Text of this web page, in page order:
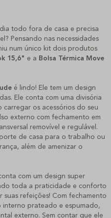
todo fora de casa e precisa
Pensando nas necessidades
num único kit dois produtos
15,6" e a Bolsa Térmica Move
é lindo! Ele tem um design
Ele conta com uma divisória
os acessórios do seu
externo com fechamento em
removível e regulável.
de casa para o trabalho ou
além de amenizar o
com um design super
toda a praticidade e conforto
refeições! Com fechamento
interno prateado e espumado,
externo. Sem contar que ele